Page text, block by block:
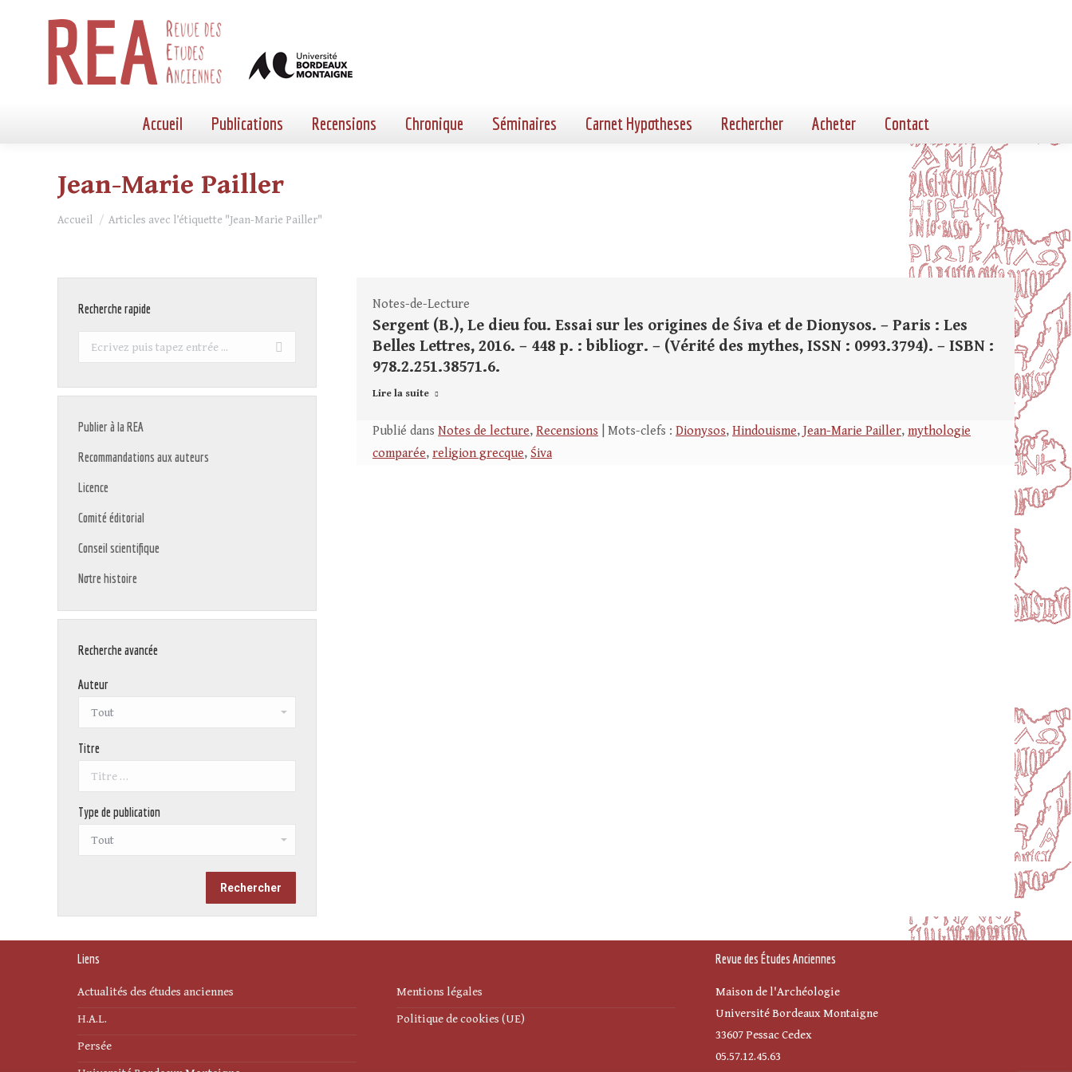
Accueil Publications Recensions Chronique Séminaires Carnet Hypotheses Rechercher Acheter Contact
Jean-Marie Pailler
Vous êtes ici :
Accueil Articles avec l’étiquette "Jean-Marie Pailler"
Notes-de-Lecture
Sergent (B.), Le dieu fou. Essai sur les origines de Śiva et de Dionysos. – Paris : Les
Belles Lettres, 2016. – 448 p. : bibliogr. – (Vérité des mythes, ISSN : 0993.3794). – ISBN :
978.2.251.38571.6.
Lire la suite
Publié dans Notes de lecture, Recensions | Mots-clefs : Dionysos, Hindouisme, Jean-Marie Pailler, mythologie
comparée, religion grecque, Śiva
Recherche rapide
Recherche
Publier à la REA
Recommandations aux auteurs
Licence
Comité éditorial
Conseil scientifique
Notre histoire
Recherche avancée
Auteur
Titre
Type de publication
Liens
Actualités des études anciennes
H.A.L.
Persée
Mentions légales
Politique de cookies (UE)
Revue des Études Anciennes
Maison de l'Archéologie
Université Bordeaux Montaigne
33607 Pessac Cedex
05.57.12.45.63